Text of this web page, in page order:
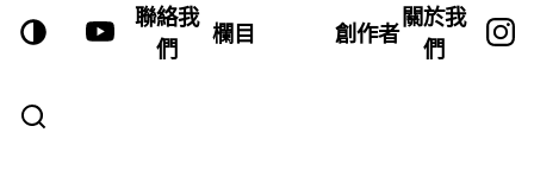
聯絡我
們
欄目 創作者
關於我
們